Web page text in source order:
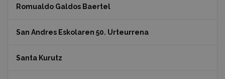
Romualdo Galdos Baertel
San Andres Eskolaren 50. Urteurrena
Santa Kurutz